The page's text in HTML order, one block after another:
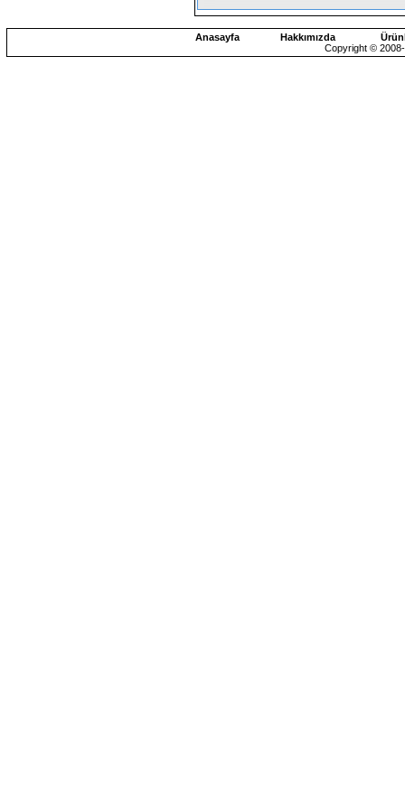
Anasayfa Hakkımızda
Copyright ©